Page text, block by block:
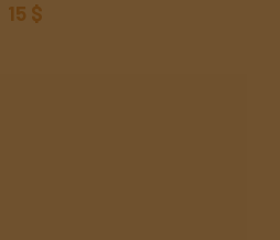
15 $